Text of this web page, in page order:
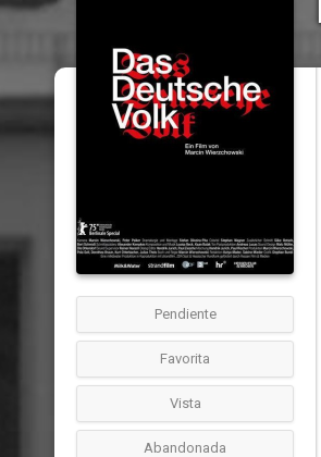
Pendiente
Favorita
Vista
Abandonada